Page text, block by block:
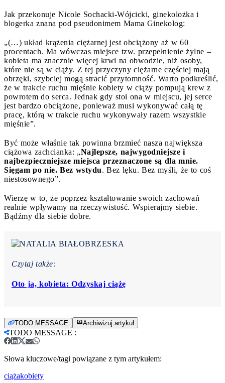
Jak przekonuje Nicole Sochacki-Wójcicki, ginekolożka i
blogerka znana pod pseudonimem Mama Ginekolog:
„(…) układ krążenia ciężarnej jest obciążony aż w 60
procentach. Ma wówczas miejsce tzw. przepełnienie żylne –
kobieta ma znacznie więcej krwi na obwodzie, niż osoby,
które nie są w ciąży. Z tej przyczyny ciężarne częściej mają
obrzęki, szybciej mogą stracić przytomność. Warto podkreślić,
że w trakcie ruchu mięśnie kobiety w ciąży pompują krew z
powrotem do serca. Jednak gdy stoi ona w miejscu, jej serce
jest bardzo obciążone, ponieważ musi wykonywać całą tę
pracę, którą w trakcie ruchu wykonywały razem wszystkie
mięśnie”.
Być może właśnie tak powinna brzmieć nasza największa
ciążowa zachcianka: „Najlepsze, najwygodniejsze i
najbezpieczniejsze miejsca przeznaczone są dla mnie.
Sięgam po nie. Bez wstydu. Bez lęku. Bez myśli, że to coś
niestosownego”.
Wierzę w to, że poprzez kształtowanie swoich zachowań
realnie wpływamy na rzeczywistość. Wspierajmy siebie.
Bądźmy dla siebie dobre.
Czytaj także:
Oto ja, kobieta: Odzyskaj ciążę
TODO MESSAGE Archiwizuj artykuł
TODO MESSAGE :
Słowa kluczowe/tagi powiązane z tym artykułem:
ciążakobiety